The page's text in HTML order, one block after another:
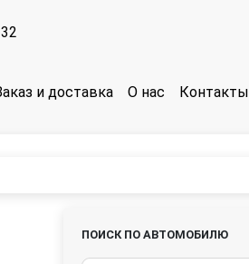
и доставка О нас Контакты
ПОИСК ПО АВТОМОБИЛЮ